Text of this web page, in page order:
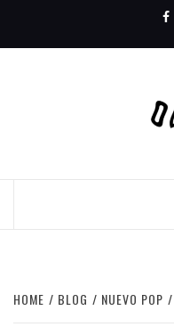
content
HOME BLOG NUEVO POP